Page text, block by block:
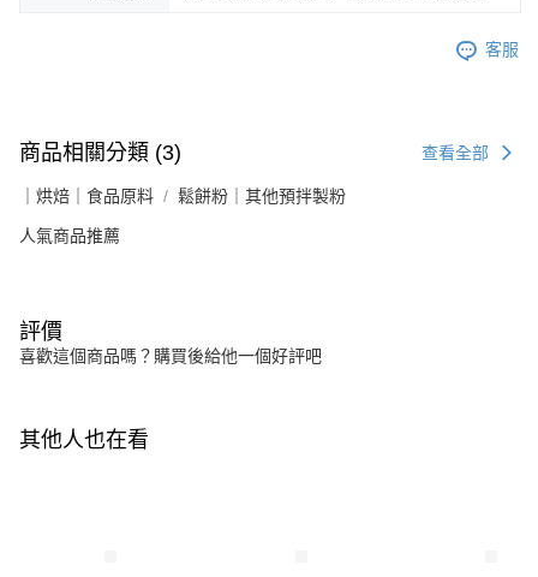
客服
商品相關分類 (3) 查看全部
｜烘焙｜食品原料 鬆餅粉｜其他預拌製粉
人氣商品推薦
評價
喜歡這個商品嗎？購買後給他一個好評吧
其他人也在看